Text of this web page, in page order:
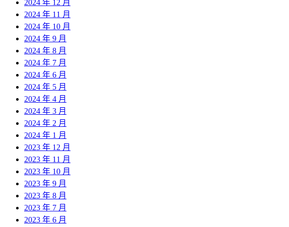
2024 年 12 月
2024 年 11 月
2024 年 10 月
2024 年 9 月
2024 年 8 月
2024 年 7 月
2024 年 6 月
2024 年 5 月
2024 年 4 月
2024 年 3 月
2024 年 2 月
2024 年 1 月
2023 年 12 月
2023 年 11 月
2023 年 10 月
2023 年 9 月
2023 年 8 月
2023 年 7 月
2023 年 6 月